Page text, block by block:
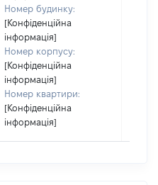
Номер будинку:
[Конфіденційна
інформація]
Номер корпусу:
[Конфіденційна
інформація]
Номер квартири:
[Конфіденційна
інформація]